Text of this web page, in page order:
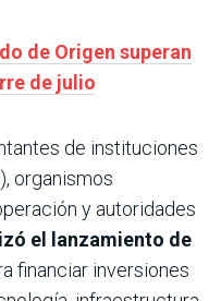
de Origen superan
de julio
de instituciones
organismos
y autoridades
el lanzamiento de
financiar inversiones